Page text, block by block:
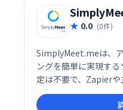
ニーズにも対応する柔
0.0 (0件)
SimplyMeet.meは、
ングを簡単に実現す
定は不要で、Zapier
トフォームとの統合
で、お客様と効率的な